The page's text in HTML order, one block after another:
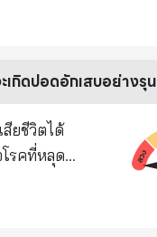
าโรคนั้นๆ
-
เร็งสงบ
ยชีวิตได้
รคที่หลุด